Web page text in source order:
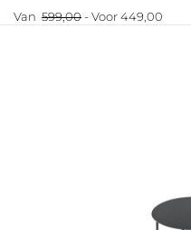
Van 599,00- Voor 449,00